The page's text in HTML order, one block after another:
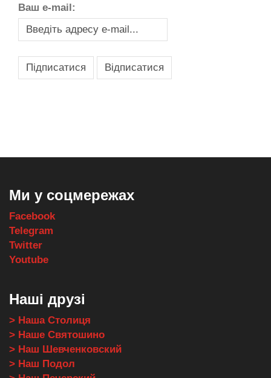
Ваш e-mail:
Ми у соцмережах
Facebook
Telegram
Twitter
Youtube
Наші друзі
> Наша Столиця
> Наше Святошино
> Наш Шевченковский
> Наш Подол